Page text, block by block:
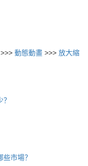
>>> 動態動畫 >>> 放大縮
市場？